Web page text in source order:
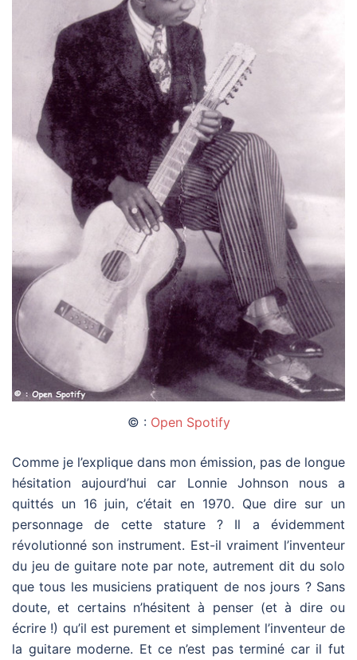
© : Open Spotify
Comme je l’explique dans mon émission, pas de longue
hésitation aujourd’hui car Lonnie Johnson nous a
quittés un 16 juin, c’était en 1970. Que dire sur un
personnage de cette stature ? Il a évidemment
révolutionné son instrument. Est-il vraiment l’inventeur
du jeu de guitare note par note, autrement dit du solo
que tous les musiciens pratiquent de nos jours ? Sans
doute, et certains n’hésitent à penser (et à dire ou
écrire !) qu’il est purement et simplement l’inventeur de
la guitare moderne. Et ce n’est pas terminé car il fut